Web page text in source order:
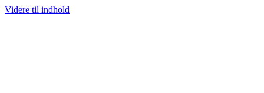
Videre til indhold